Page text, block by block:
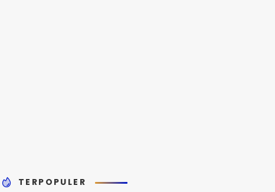
TERPOPULER